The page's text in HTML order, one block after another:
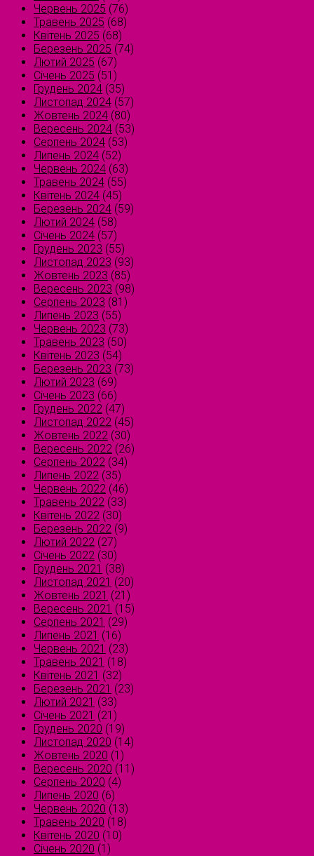
Червень 2025 (76)
Травень 2025 (68)
Квітень 2025 (68)
Березень 2025 (74)
Лютий 2025 (67)
Січень 2025 (51)
Грудень 2024 (35)
Листопад 2024 (57)
Жовтень 2024 (80)
Вересень 2024 (53)
Серпень 2024 (53)
Липень 2024 (52)
Червень 2024 (63)
Травень 2024 (55)
Квітень 2024 (45)
Березень 2024 (59)
Лютий 2024 (58)
Січень 2024 (57)
Грудень 2023 (55)
Листопад 2023 (93)
Жовтень 2023 (85)
Вересень 2023 (98)
Серпень 2023 (81)
Липень 2023 (55)
Червень 2023 (73)
Травень 2023 (50)
Квітень 2023 (54)
Березень 2023 (73)
Лютий 2023 (69)
Січень 2023 (66)
Грудень 2022 (47)
Листопад 2022 (45)
Жовтень 2022 (30)
Вересень 2022 (26)
Серпень 2022 (34)
Липень 2022 (35)
Червень 2022 (46)
Травень 2022 (33)
Квітень 2022 (30)
Березень 2022 (9)
Лютий 2022 (27)
Січень 2022 (30)
Грудень 2021 (38)
Листопад 2021 (20)
Жовтень 2021 (21)
Вересень 2021 (15)
Серпень 2021 (29)
Липень 2021 (16)
Червень 2021 (23)
Травень 2021 (18)
Квітень 2021 (32)
Березень 2021 (23)
Лютий 2021 (33)
Січень 2021 (21)
Грудень 2020 (19)
Листопад 2020 (14)
Жовтень 2020 (1)
Вересень 2020 (11)
Серпень 2020 (4)
Липень 2020 (6)
Червень 2020 (13)
Травень 2020 (18)
Квітень 2020 (10)
Січень 2020 (1)